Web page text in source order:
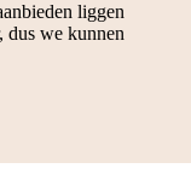
liggen
dus we kunnen